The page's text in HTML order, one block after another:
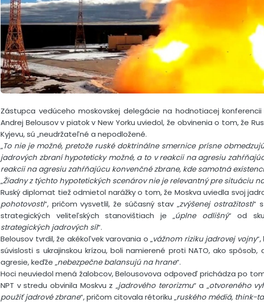
Zástupca vedúceho moskovskej delegácie na hodnotiacej konferencii
Andrej Belousov v piatok v New Yorku uviedol, že obvinenia o tom, že
Kyjevu, sú „neudržateľné a nepodložené.
„To nie je možné, pretože ruské doktrinálne smernice prísne
jadrových zbraní hypoteticky možné, a to v reakcii na agresiu
reakcii na agresiu zahŕňajúcu konvenčné zbrane, kde samotná
„Žiadny z týchto hypotetických scenárov nie je relevantný pre situáciu
Ruský diplomat tiež odmietol narážky o tom, že Moskva uviedla svoj
pohotovosti“, pričom vysvetlil, že súčasný stav „zvýšenej ostražitosti“
strategických veliteľských stanovištiach je „úplne odlišný“ od
strategických jadrových síl“.
Belousov tvrdil, že akékoľvek varovania o „vážnom riziku jadrovej vojny
súvislosti s ukrajinskou krízou, boli namierené proti NATO, ako
agresie, keďže „nebezpečne balansujú na hrane“.
Hoci neuviedol mená žalobcov, Belousovova odpoveď prichádza po
NPT v stredu obvinila Moskvu z „jadrového terorizmu“ a „otvoreného
použiť jadrové zbrane“, pričom citovala rétoriku „ruského médiá, think-